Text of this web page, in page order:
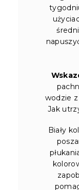
wodzie
Jak
Biały